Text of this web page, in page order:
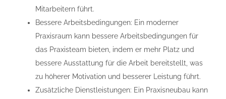
Mitarbeitern führt.
Bessere Arbeitsbedingungen: Ein moderner
Praxisraum kann bessere Arbeitsbedingungen für
das Praxisteam bieten, indem er mehr Platz und
bessere Ausstattung für die Arbeit bereitstellt, was
zu höherer Motivation und besserer Leistung führt.
Zusätzliche Dienstleistungen: Ein Praxisneubau kann